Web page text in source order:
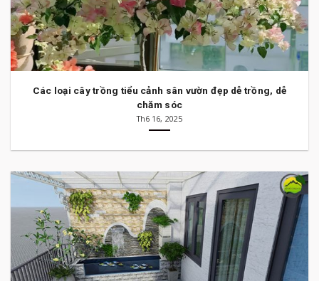
Các loại cây trồng tiểu cảnh sân vườn đẹp dễ trồng, dễ
chăm sóc
Th6 16, 2025